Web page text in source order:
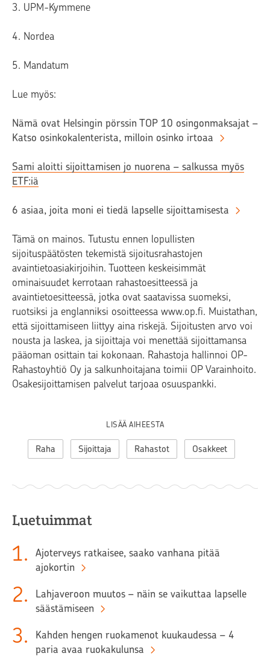
3. UPM-Kymmene
4. Nordea
5. Mandatum
Lue myös:
Nämä ovat Helsingin pörssin TOP 10 osingonmaksajat –
Katso osinkokalenterista, milloin osinko irtoaa
Sami aloitti sijoittamisen jo nuorena – salkussa myös
ETF:iä
6 asiaa, joita moni ei tiedä lapselle sijoittamisesta
Tämä on mainos. Tutustu ennen lopullisten
sijoituspäätösten tekemistä sijoitusrahastojen
avaintietoasiakirjoihin. Tuotteen keskeisimmät
ominaisuudet kerrotaan rahastoesitteessä ja
avaintietoesitteessä, jotka ovat saatavissa suomeksi,
ruotsiksi ja englanniksi osoitteessa www.op.fi. Muistathan,
että sijoittamiseen liittyy aina riskejä. Sijoitusten arvo voi
nousta ja laskea, ja sijoittaja voi menettää sijoittamansa
pääoman osittain tai kokonaan. Rahastoja hallinnoi OP-
Rahastoyhtiö Oy ja salkunhoitajana toimii OP Varainhoito.
Osakesijoittamisen palvelut tarjoaa osuuspankki.
LISÄÄ AIHEESTA
Raha Sijoittaja Rahastot Osakkeet
Luetuimmat
1.
Ajoterveys ratkaisee, saako vanhana pitää
ajokortin
2.
Lahjaveroon muutos – näin se vaikuttaa lapselle
säästämiseen
3.
Kahden hengen ruokamenot kuukaudessa – 4
paria avaa ruokakulunsa